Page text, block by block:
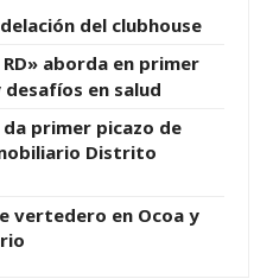
del clubhouse
aborda en primer
en salud
primer picazo de
Distrito
vertedero en Ocoa y